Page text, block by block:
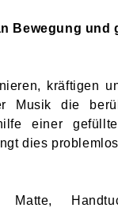
Bewegung und
kräftigen
Musik die
einer
dies
Matte,